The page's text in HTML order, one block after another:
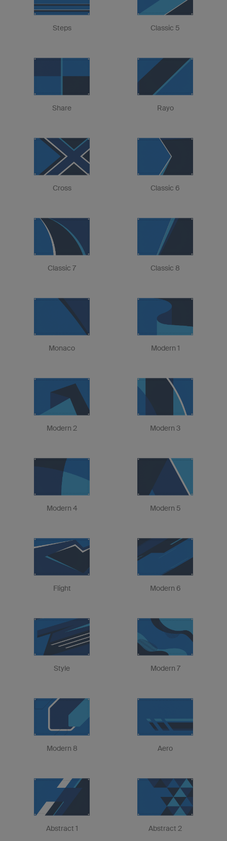
Steps Classic 5
Share Rayo
Cross Classic 6
Classic 7 Classic 8
Monaco Modern 1
Modern 2 Modern 3
Modern 4 Modern 5
Flight Modern 6
Style Modern 7
Modern 8 Aero
Abstract 1 Abstract 2